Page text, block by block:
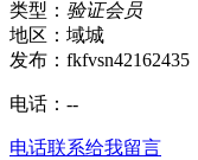
类型： 验证会员
地区：域城
发布：fkfvsn42162435
电话： --
电话联系给我留言